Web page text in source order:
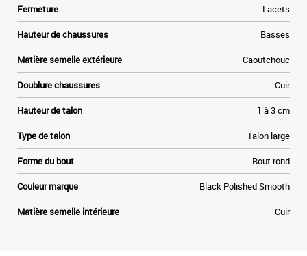
Fermeture Lacets
Hauteur de chaussures Basses
Matière semelle extérieure Caoutchouc
Doublure chaussures Cuir
Hauteur de talon 1 à 3 cm
Type de talon Talon large
Forme du bout Bout rond
Couleur marque Black Polished Smooth
Matière semelle intérieure Cuir